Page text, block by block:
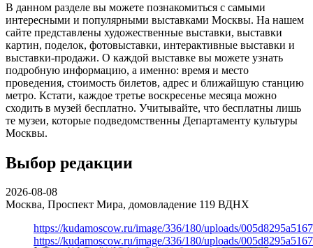
В данном разделе вы можете познакомиться с самыми
интересными и популярными выставками Москвы. На нашем
сайте представлены художественные выставки, выставки
картин, поделок, фотовыставки, интерактивные выставки и
выставки-продажи. О каждой выставке вы можете узнать
подробную информацию, а именно: время и место
проведения, стоимость билетов, адрес и ближайшую станцию
метро. Кстати, каждое третье воскресенье месяца можно
сходить в музей бесплатно. Учитывайте, что бесплатны лишь
те музеи, которые подведомственны Департаменту культуры
Москвы.
Выбор редакции
2026-08-08
Москва, Проспект Мира, домовладение 119 ВДНХ
https://kudamoscow.ru/image/336/180/uploads/
https://kudamoscow.ru/image/336/180/uploads/